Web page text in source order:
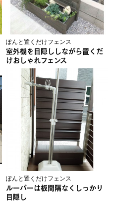
ぽんと置くだけフェンス
室外機を目隠ししながら置くだ
けおしゃれフェンス
ぽんと置くだけフェンス
ルーバーは板間隔なくしっかり
目隠し